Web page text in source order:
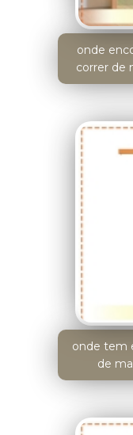
onde
correr de
onde tem
de